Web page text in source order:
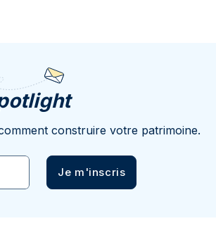
construire votre patrimoine.
Je m'inscris